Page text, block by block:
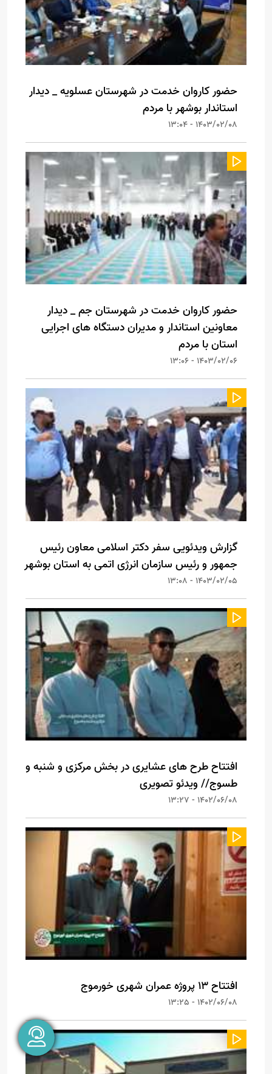
حضور کاروان خدمت در شهرستان عسلویه _ دیدار
استاندار بوشهر با مردم
1403/02/08 - 13:04
حضور کاروان خدمت در شهرستان جم _ دیدار
معاونین استاندار و مدیران دستگاه های اجرایی
استان با مردم
1403/02/06 - 13:06
گزارش ویدئویی سفر دکتر اسلامی معاون رئیس
جمهور و رئیس سازمان انرژی اتمی به استان بوشهر
1403/02/05 - 13:08
افتتاح طرح های عشایری در بخش مرکزی و شنبه و
طسوج// ویدئو تصویری
1402/06/08 - 13:27
افتتاح ۱۳ پروژه عمران شهری خورموج
1402/06/08 - 13:25